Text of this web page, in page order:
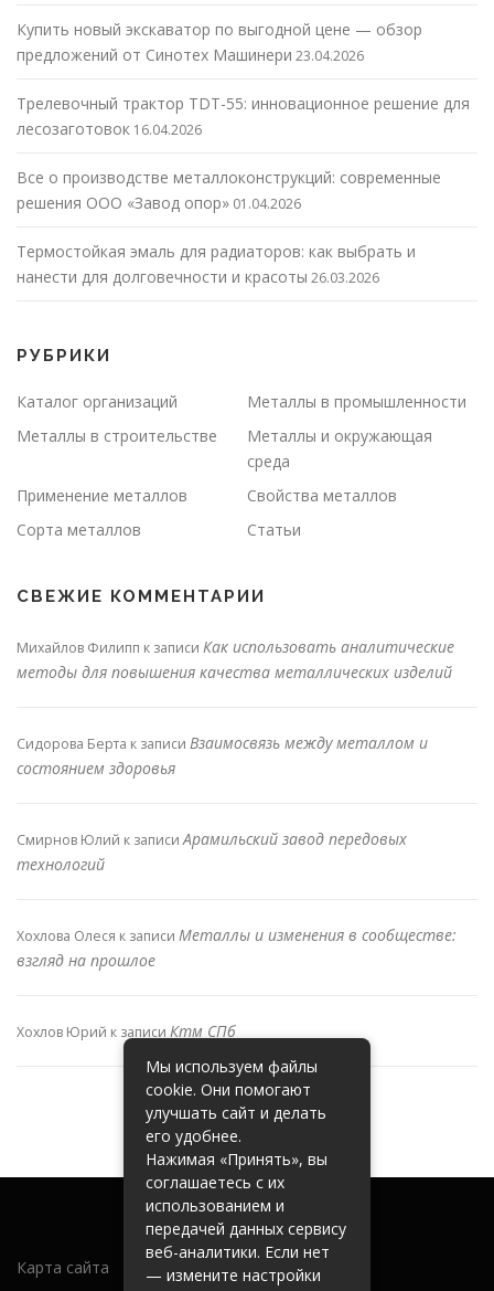
Купить новый экскаватор по выгодной цене — обзор
предложений от Синотех Машинери 23.04.2026
Трелевочный трактор TDT-55: инновационное решение для
лесозаготовок 16.04.2026
Все о производстве металлоконструкций: современные
решения ООО «Завод опор» 01.04.2026
Термостойкая эмаль для радиаторов: как выбрать и
нанести для долговечности и красоты 26.03.2026
РУБРИКИ
Каталог организаций
Металлы в промышленности
Металлы в строительстве
Металлы и окружающая
среда
Применение металлов
Свойства металлов
Сорта металлов
Статьи
СВЕЖИЕ КОММЕНТАРИИ
Михайлов Филипп к записи Как использовать аналитические
методы для повышения качества металлических изделий
Сидорова Берта к записи Взаимосвязь между металлом и
состоянием здоровья
Смирнов Юлий к записиАрамильский завод передовых
технологий
Хохлова Олеся к записи Металлы и изменения в сообществе:
взгляд на прошлое
Хохлов Юрий к записи Ктм СПб
Карта сайта
Мы используем файлы
cookie. Они помогают
улучшать сайт и делать
его удобнее.
Нажимая «Принять», вы
соглашаетесь с их
использованием и
передачей данных сервису
веб-аналитики. Если нет
— измените настройки